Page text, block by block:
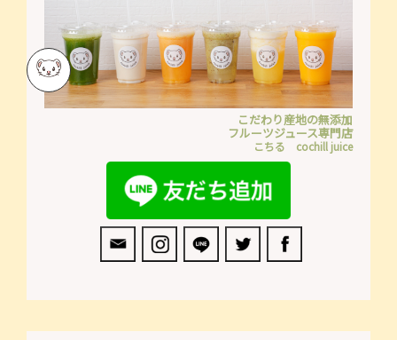
こだわり産地の無添加
フルーツジュース専門店
こちる cochill juice